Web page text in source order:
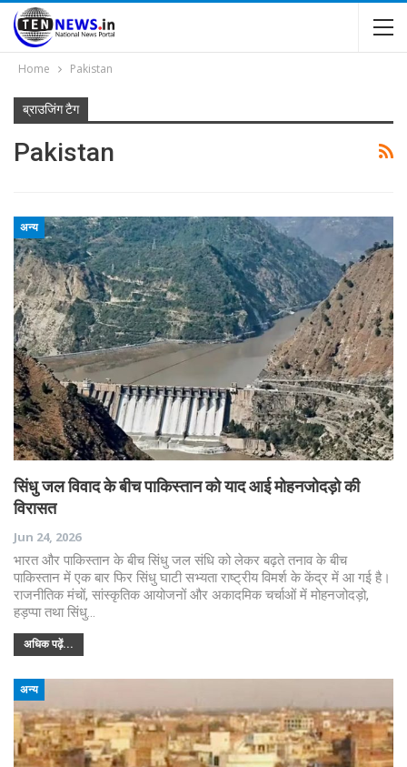
Home Pakistan
ब्राउजिंग टैग
Pakistan
अन्य
सिंधु जल विवाद के बीच पाकिस्तान को याद आई मोहनजोदड़ो की
विरासत
Jun 24, 2026
भारत और पाकिस्तान के बीच सिंधु जल संधि को लेकर बढ़ते तनाव के बीच
पाकिस्तान में एक बार फिर सिंधु घाटी सभ्यता राष्ट्रीय विमर्श के केंद्र में आ गई है।
राजनीतिक मंचों, सांस्कृतिक आयोजनों और अकादमिक चर्चाओं में मोहनजोदड़ो,
हड़प्पा तथा सिंधु…
अधिक पढ़ें...
अन्य